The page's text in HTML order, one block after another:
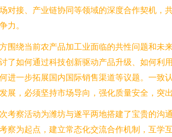
对接、产业链协同等领域的深度合作契机，
力。
围绕当前农产品加工业面临的共性问题和未
了如何通过科技创新驱动产品升级、如何利
进一步拓展国内国际销售渠道等议题。一致
展，必须坚持市场导向，强化质量安全，突
考察活动为潍坊与遂平两地搭建了宝贵的沟
察为起点，建立常态化交流合作机制，互学